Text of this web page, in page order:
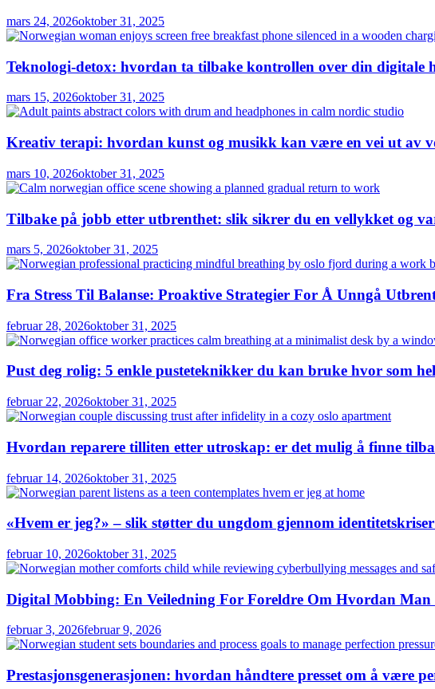
mars 24, 2026oktober 31, 2025
Teknologi-detox: hvordan ta tilbake kontrollen over din digitale
mars 15, 2026oktober 31, 2025
Kreativ terapi: hvordan kunst og musikk kan være en vei ut av
mars 10, 2026oktober 31, 2025
Tilbake på jobb etter utbrenthet: slik sikrer du en vellykket og
mars 5, 2026oktober 31, 2025
Fra Stress Til Balanse: Proaktive Strategier For Å Unngå
februar 28, 2026oktober 31, 2025
Pust deg rolig: 5 enkle pusteteknikker du kan bruke hvor som
februar 22, 2026oktober 31, 2025
Hvordan reparere tilliten etter utroskap: er det mulig å finne
februar 14, 2026oktober 31, 2025
«Hvem er jeg?» – slik støtter du ungdom gjennom
februar 10, 2026oktober 31, 2025
Digital Mobbing: En Veiledning For Foreldre Om Hvordan Man
februar 3, 2026februar 9, 2026
Prestasjonsgenerasjonen: hvordan håndtere presset om å være